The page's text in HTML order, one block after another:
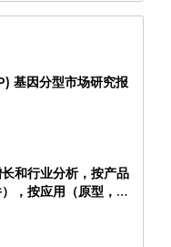
基因分型市场研究报
和行业分析，按产品
，按应用（原型，制
最终用户（工业，
品，教育），以及